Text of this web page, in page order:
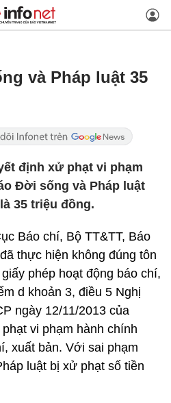
và Pháp luật 35
định xử phạt vi phạm
Đời sống và Pháp luật
35 triệu đồng.
Báo chí, Bộ TT&TT, Báo
thực hiện không đúng tôn
phép hoạt động báo chí,
d khoản 3, điều 5 Nghị
ngày 12/11/2013 của
vi phạm hành chính
xuất bản. Với sai phạm
luật bị xử phạt số tiền